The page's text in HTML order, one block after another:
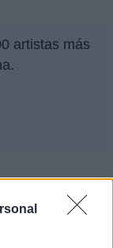
artistas más